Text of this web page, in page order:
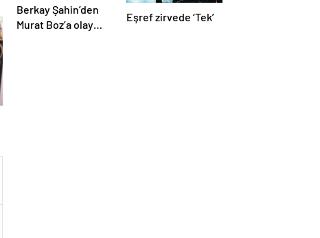
Berkay Şahin’den
Murat Boz’a olay
Eşref zirvede ‘Tek’